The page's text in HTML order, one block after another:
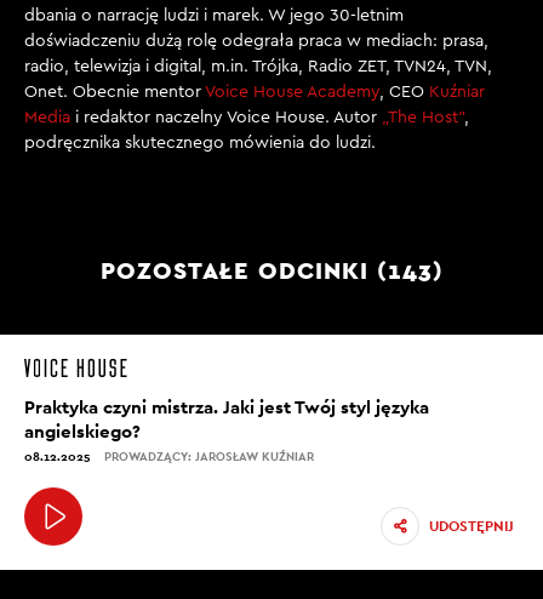
dbania o narrację ludzi i marek. W jego 30-letnim
doświadczeniu dużą rolę odegrała praca w mediach: prasa,
radio, telewizja i digital, m.in. Trójka, Radio ZET, TVN24, TVN,
Onet. Obecnie mentor Voice House Academy, CEO Kuźniar
Media i redaktor naczelny Voice House. Autor „The Host”,
podręcznika skutecznego mówienia do ludzi.
POZOSTAŁE ODCINKI (143)
Praktyka czyni mistrza. Jaki jest Twój styl języka
angielskiego?
08.12.2025 PROWADZĄCY: JAROSŁAW KUŹNIAR
UDOSTĘPNIJ